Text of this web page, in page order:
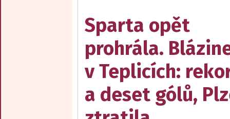
Sparta opět
prohrála.
v Teplicích:
a deset gólů,